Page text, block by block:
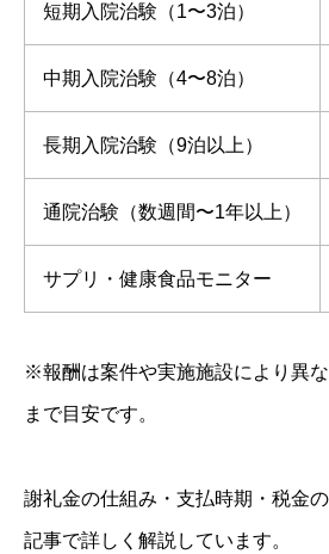
短期入院治験（1〜3泊）
中期入院治験（4〜8泊）
長期入院治験（9泊以上）
通院治験（数週間〜1年以上）
サプリ・健康食品モニター
※報酬は案件や実施施設により異
まで目安です。
謝礼金の仕組み・支払時期・税金
記事で詳しく解説しています。